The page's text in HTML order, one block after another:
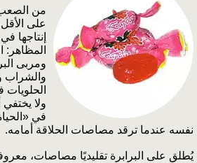
من
على
إنتاجها
المظاهر:
ومربى
والشراب
الحلويات
ولا يختفي
في
نفسه عندما ترقد مصاصات الحلاقة أمامه.
يُطلق على البرابرة تقليديًا مصاصات،